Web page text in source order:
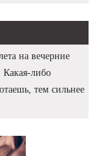
на вечерние
Какая-либо
тем сильнее